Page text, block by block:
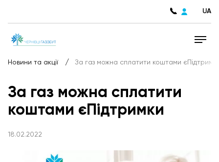
UA
Новини та акції / За газ можна сплатити коштами
За газ можна сплатити
коштами єПідтримки
18.02.2022